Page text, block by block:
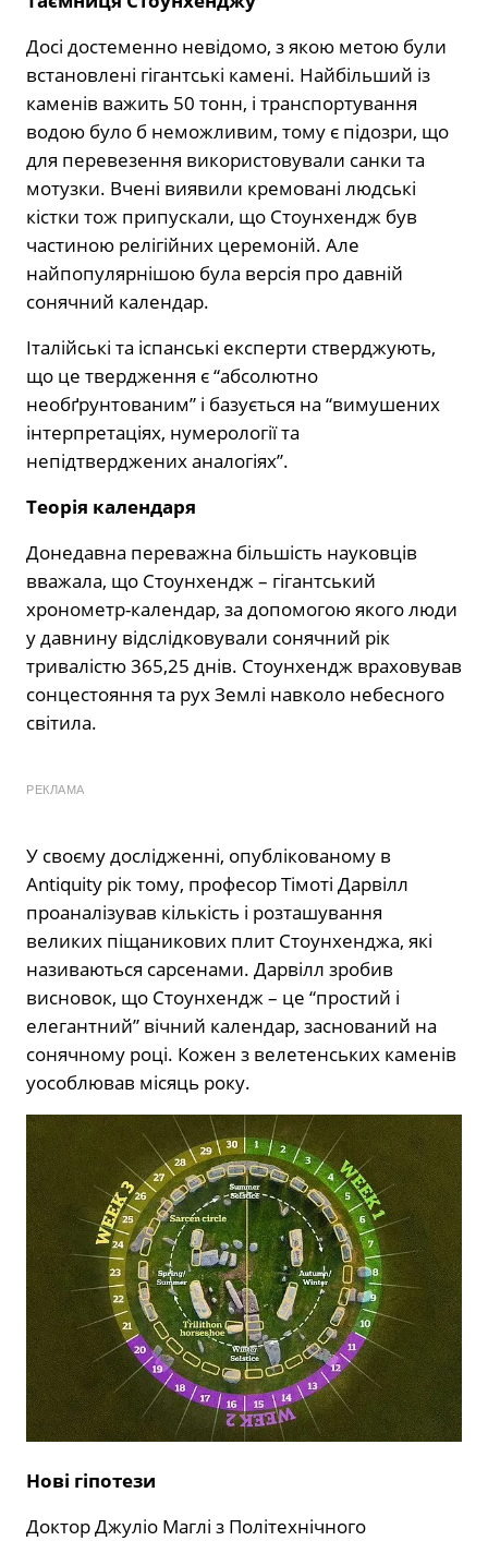
Досі достеменно невідомо, з якою метою були
встановлені гігантські камені. Найбільший із
каменів важить 50 тонн, і транспортування
водою було б неможливим, тому є підозри, що
для перевезення використовували санки та
мотузки. Вчені виявили кремовані людські
кістки тож припускали, що Стоунхендж був
частиною релігійних церемоній. Але
найпопулярнішою була версія про давній
сонячний календар.
Італійські та іспанські експерти стверджують,
що це твердження є “абсолютно
необґрунтованим” і базується на “вимушених
інтерпретаціях, нумерології та
непідтверджених аналогіях”.
Теорія календаря
Донедавна переважна більшість науковців
вважала, що Стоунхендж – гігантський
хронометр-календар, за допомогою якого люди
у давнину відслідковували сонячний рік
тривалістю 365,25 днів. Стоунхендж враховував
сонцестояння та рух Землі навколо небесного
світила.
РЕКЛАМА
У своєму дослідженні, опублікованому в
Antiquity рік тому, професор Тімоті Дарвілл
проаналізував кількість і розташування
великих піщаникових плит Стоунхенджа, які
називаються сарсенами. Дарвілл зробив
висновок, що Стоунхендж – це “простий і
елегантний” вічний календар, заснований на
сонячному році. Кожен з велетенських каменів
уособлював місяць року.
Нові гіпотези
Доктор Джуліо Маглі з Політехнічного